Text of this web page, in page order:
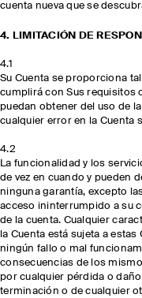
cuenta nueva que se
4. LIMITACIÓN DE
4.1
Su Cuenta se proporciona
cumplirá con Sus requisitos
puedan obtener del uso de
cualquier error en la Cuenta
4.2
La funcionalidad y los
de vez en cuando y pueden
ninguna garantía, excepto
acceso ininterrumpido a su
de la cuenta. Cualquier
la Cuenta está sujeta a
ningún fallo o mal
consecuencias de los
por cualquier pérdida o
terminación o de cualquier